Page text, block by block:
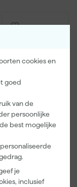
cookies en
goed
van de
persoonlijke
best mogelijke
je
inclusief
Go!Paint Roll
18cm Roller -
8L + 5
Inzetemmers
en deksel
Morgen